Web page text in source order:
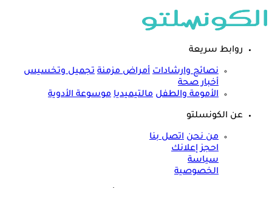
روابط سريعة
نصائح وارشادات أمراض مزمنة تجميل وتخسيس
أخبار صحة
الأمومة والطفل مالتيميديا موسوعة الأدوية
عن الكونسلتو
من نحن اتصل بنا
احجز إعلانك
سياسة
الخصوصية